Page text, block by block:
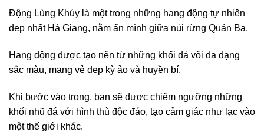
Động Lùng Khúy là một trong những hang động tự nhiên
đẹp nhất Hà Giang, nằm ẩn mình giữa núi rừng Quản Bạ.
Hang động được tạo nên từ những khối đá vôi đa dạng
sắc màu, mang vẻ đẹp kỳ ảo và huyền bí.
Khi bước vào trong, bạn sẽ được chiêm ngưỡng những
khối nhũ đá với hình thù độc đáo, tạo cảm giác như lạc vào
một thế giới khác.